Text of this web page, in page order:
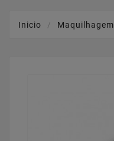
Inicio Maquilhagem